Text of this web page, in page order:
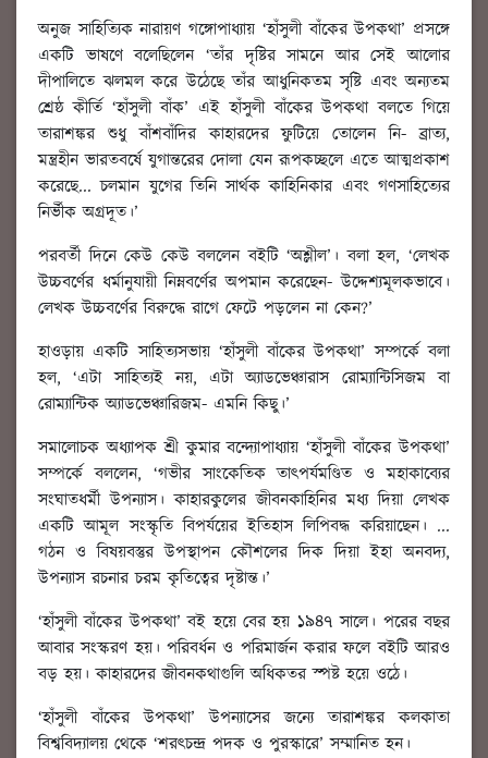
অনুজ সাহিত্যিক নারায়ণ গঙ্গোপাধ্যায় ‘হাঁসুলী বাঁকের উপকথা’ প্রসঙ্গে
একটি ভাষণে বলেছিলেন ‘তাঁর দৃষ্টির সামনে আর সেই আলোর
দীপালিতে ঝলমল করে উঠেছে তাঁর আধুনিকতম সৃষ্টি এবং অন্যতম
শ্রেষ্ঠ কীর্তি ‘হাঁসুলী বাঁক’ এই হাঁসুলী বাঁকের উপকথা বলতে গিয়ে
তারাশঙ্কর শুধু বাঁশবাঁদির কাহারদের ফুটিয়ে তোলেন নি- ব্রাত্য,
মন্ত্রহীন ভারতবর্ষে যুগান্তরের দোলা যেন রূপকচ্ছলে এতে আত্মপ্রকাশ
করেছে... চলমান যুগের তিনি সার্থক কাহিনিকার এবং গণসাহিত্যের
নির্ভীক অগ্রদূত।’
পরবর্তী দিনে কেউ কেউ বললেন বইটি ‘অশ্লীল’। বলা হল, ‘লেখক
উচ্চবর্ণের ধর্মানুযায়ী নিম্নবর্ণের অপমান করেছেন- উদ্দেশ্যমূলকভাবে।
লেখক উচ্চবর্ণের বিরুদ্ধে রাগে ফেটে পড়লেন না কেন?’
হাওড়ায় একটি সাহিত্যসভায় ‘হাঁসুলী বাঁকের উপকথা’ সম্পর্কে বলা
হল, ‘এটা সাহিত্যই নয়, এটা অ্যাডভেঞ্চারাস রোম্যান্টিসিজম বা
রোম্যান্টিক অ্যাডভেঞ্চারিজম- এমনি কিছু।’
সমালোচক অধ্যাপক শ্রী কুমার বন্দ্যোপাধ্যায় ‘হাঁসুলী বাঁকের উপকথা’
সম্পর্কে বললেন, ‘গভীর সাংকেতিক তাৎপর্যমণ্ডিত ও মহাকাব্যের
সংঘাতধর্মী উপন্যাস। কাহারকুলের জীবনকাহিনির মধ্য দিয়া লেখক
একটি আমূল সংস্কৃতি বিপর্যয়ের ইতিহাস লিপিবদ্ধ করিয়াছেন। ...
গঠন ও বিষয়বস্তুর উপস্থাপন কৌশলের দিক দিয়া ইহা অনবদ্য,
উপন্যাস রচনার চরম কৃতিত্বের দৃষ্টান্ত।’
‘হাঁসুলী বাঁকের উপকথা’ বই হয়ে বের হয় ১৯৪৭ সালে। পরের বছর
আবার সংস্করণ হয়। পরিবর্ধন ও পরিমার্জন করার ফলে বইটি আরও
বড় হয়। কাহারদের জীবনকথাগুলি অধিকতর স্পষ্ট হয়ে ওঠে।
‘হাঁসুলী বাঁকের উপকথা’ উপন্যাসের জন্যে তারাশঙ্কর কলকাতা
বিশ্ববিদ্যালয় থেকে ‘শরৎচন্দ্র পদক ও পুরস্কারে’ সম্মানিত হন।